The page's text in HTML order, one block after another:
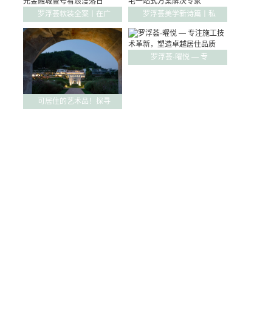
罗浮荟软装全案丨在广 罗浮荟美学新诗篇丨私
可居住的艺术品！探寻
罗浮荟·曜悦 — 专